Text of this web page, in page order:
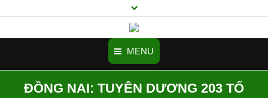
MENU
Trang chủ
ĐỒNG NAI: TUYÊN DƯƠNG 203 TỔ